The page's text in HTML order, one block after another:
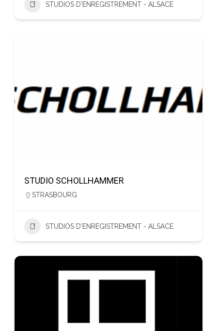
STUDIOS D'ENREGISTREMENT - ALSACE
STUDIO SCHOLLHAMMER
STRASBOURG
STUDIOS D'ENREGISTREMENT - ALSACE